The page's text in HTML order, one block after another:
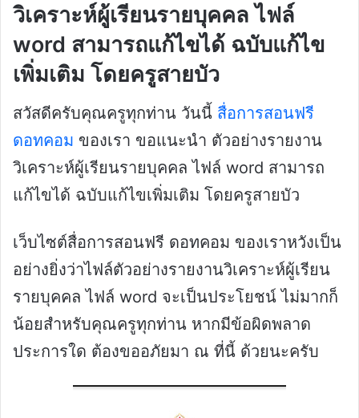
วิเคราะห์ผู้เรียนรายบุคคล ไฟล์
word สามารถแก้ไขได้ ฉบับแก้ไข
เพิ่มเติม โดยครูสายบัว
สวัสดีครับคุณครูทุกท่าน วันนี้ สื่อการสอนฟรี
ดอทคอม ของเรา ขอแนะนำ ตัวอย่างรายงาน
วิเคราะห์ผู้เรียนรายบุคคล ไฟล์ word สามารถ
แก้ไขได้ ฉบับแก้ไขเพิ่มเติม โดยครูสายบัว
เว็บไซต์สื่อการสอนฟรี ดอทคอม ของเราหวังเป็น
อย่างยิ่งว่าไฟล์ตัวอย่างรายงานวิเคราะห์ผู้เรียน
รายบุคคล ไฟล์ word จะเป็นประโยชน์ ไม่มากก็
น้อยสำหรับคุณครูทุกท่าน หากมีข้อผิดพลาด
ประการใด ต้องขออภัยมา ณ ที่นี้ ด้วยนะครับ